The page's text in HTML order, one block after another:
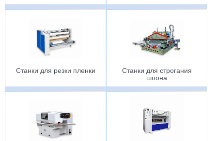
Станки для резки пленки
Станки для строгания
шпона